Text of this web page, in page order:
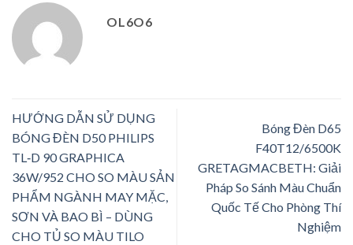
OL6O6
HƯỚNG DẪN SỬ DỤNG
BÓNG ĐÈN D50 PHILIPS
TL‑D 90 GRAPHICA
36W/952 CHO SO MÀU SẢN
PHẨM NGÀNH MAY MẶC,
SƠN VÀ BAO BÌ – DÙNG
CHO TỦ SO MÀU TILO
Bóng Đèn D65
F40T12/6500K
GRETAGMACBETH: Giải
Pháp So Sánh Màu Chuẩn
Quốc Tế Cho Phòng Thí
Nghiệm